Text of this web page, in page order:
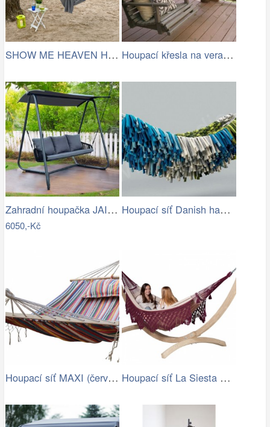
SHOW ME HEAVEN Houpací síť, pruhy… Houpací křesla na verandě
Zahradní houpačka JAIRA Tempo Kondela
6050,-Kč
Houpací síť Danish hammock - Artedio.cz
Houpací síť MAXI (červená) | Jena… Houpací síť La Siesta Bossanova Family …